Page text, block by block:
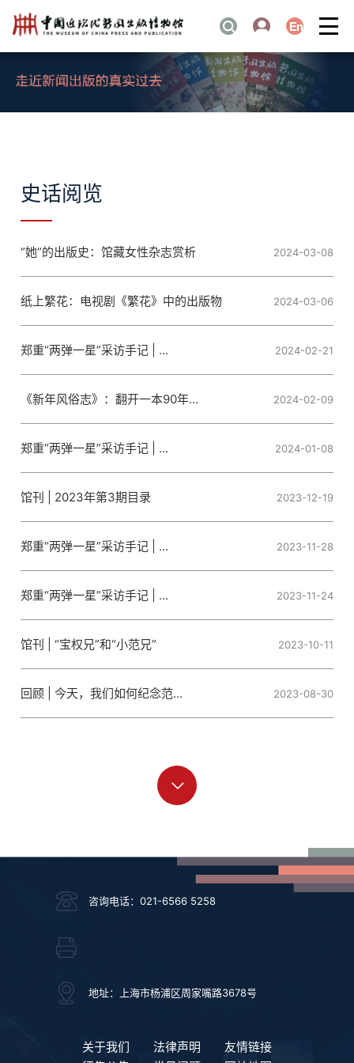
史话阅览
“她”的出版史：馆藏女性杂志赏析 2024-03-08
纸上繁花：电视剧《繁花》中的出版物 2024-03-06
郑重“两弹一星”采访手记 | ... 2024-02-21
《新年风俗志》：翻开一本90年... 2024-02-09
郑重“两弹一星”采访手记 | ... 2024-01-08
馆刊 | 2023年第3期目录 2023-12-19
郑重“两弹一星”采访手记 | ... 2023-11-28
郑重“两弹一星”采访手记 | ... 2023-11-24
馆刊 | “宝权兄”和“小范兄” 2023-10-11
回顾 | 今天，我们如何纪念范... 2023-08-30
咨询电话：021-6566 5258
地址：上海市杨浦区周家嘴路3678号
关于我们 法律声明
友情链接